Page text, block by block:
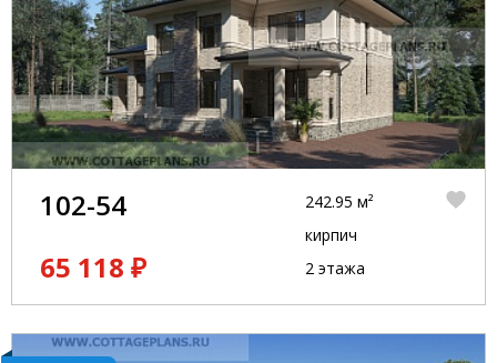
102-54
65 118 ₽
242.95 м²
кирпич
2 этажа